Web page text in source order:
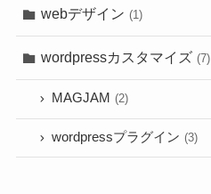
webデザイン (1)
wordpressカスタマイズ (7)
MAGJAM (2)
wordpressプラグイン (3)